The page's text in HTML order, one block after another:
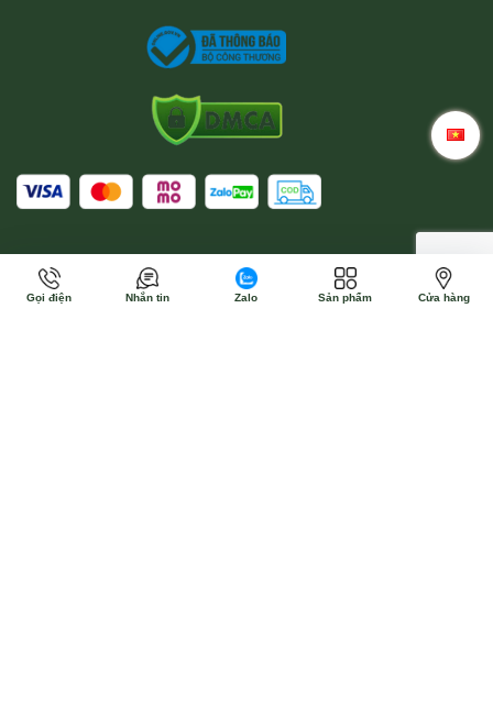
Gọi điện Nhắn tin Zalo Sản phẩm Cửa hàng